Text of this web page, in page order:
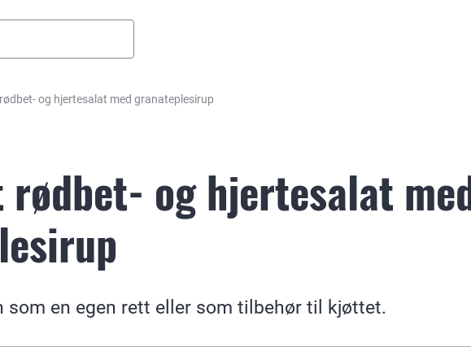
og hjertesalat med granateplesirup
rødbet- og hjertesalat
som en egen rett eller som tilbehør til kjøttet.